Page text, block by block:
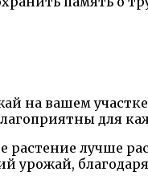
на вашем
для
лучше
урожай,